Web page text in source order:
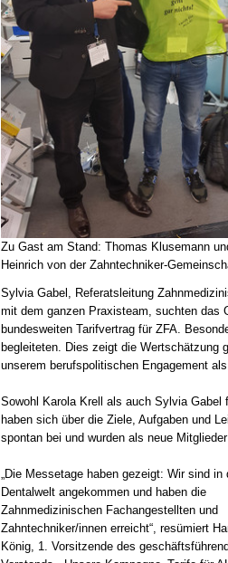
Zu Gast am Stand: Thomas Klusemann
Heinrich von der Zahntechniker-
Sylvia Gabel, Referatsleitung
mit dem ganzen Praxisteam, suchten das
bundesweiten Tarifvertrag für ZFA.
begleiteten. Dies zeigt die Wertschätzung
unserem berufspolitischen Engagement
Sowohl Karola Krell als auch Sylvia
haben sich über die Ziele, Aufgaben und
spontan bei und wurden als neue
„Die Messetage haben gezeigt: Wir sind in
Dentalwelt angekommen und haben die
Zahnmedizinischen Fachangestellten und
Zahntechniker/innen erreicht“, resümiert
König, 1. Vorsitzende des
11.09.2026 19:00 Uhr
46562 Voerde
Stammtisch der Bezirksstelle Kleve/Wesel
Termin anzeigen